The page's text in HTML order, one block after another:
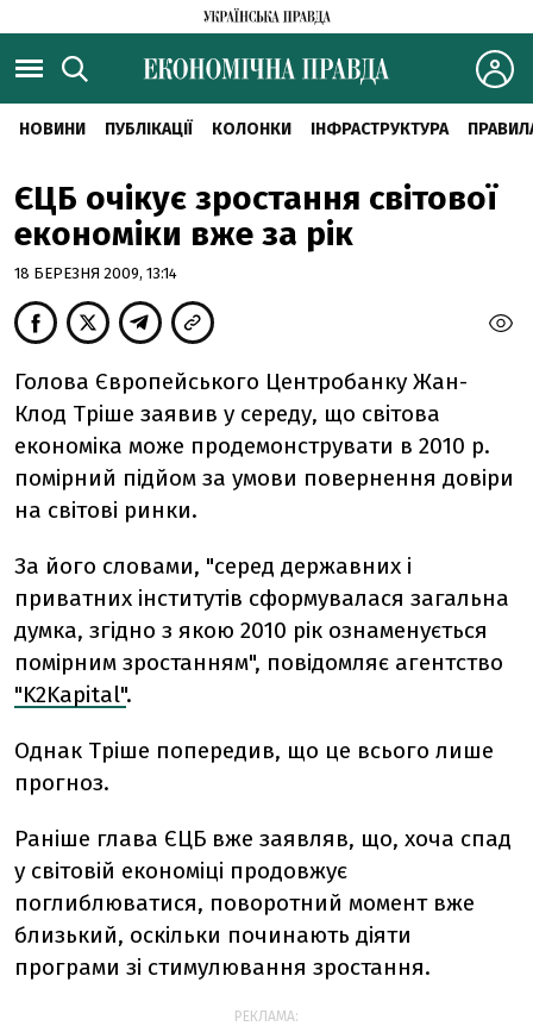
НОВИНИ ПУБЛІКАЦІЇ КОЛОНКИ ІНФРАСТРУКТУРА
ЄЦБ очікує зростання світової
економіки вже за рік
18 БЕРЕЗНЯ 2009, 13:14
Голова Європейського Центробанку Жан-
Клод Тріше заявив у середу, що світова
економіка може продемонструвати в 2010 р.
помірний підйом за умови повернення довіри
на світові ринки.
За його словами, "серед державних і
приватних інститутів сформувалася загальна
думка, згідно з якою 2010 рік ознаменується
помірним зростанням", повідомляє агентство
"K2Kapital".
Однак Тріше попередив, що це всього лише
прогноз.
Раніше глава ЄЦБ вже заявляв, що, хоча спад
у світовій економіці продовжує
поглиблюватися, поворотний момент вже
близький, оскільки починають діяти
програми зі стимулювання зростання.
РЕКЛАМА: